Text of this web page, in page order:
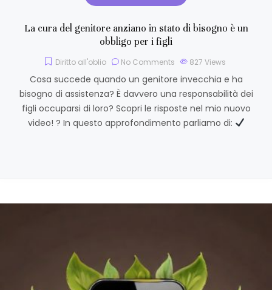
La cura del genitore anziano in stato di bisogno è un
obbligo per i figli
Diritto all'oblio No Comments 827 Views
Cosa succede quando un genitore invecchia e ha
bisogno di assistenza? È davvero una responsabilità dei
figli occuparsi di loro? Scopri le risposte nel mio nuovo
video! ? In questo approfondimento parliamo di: